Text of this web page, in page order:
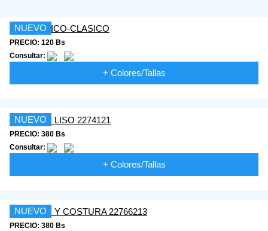
NUEVO
PRECIO: 120 Bs
Consultar:
+ Colores/Tallas
NUEVO
PRECIO: 380 Bs
Consultar:
+ Colores/Tallas
NUEVO
PRECIO: 380 Bs